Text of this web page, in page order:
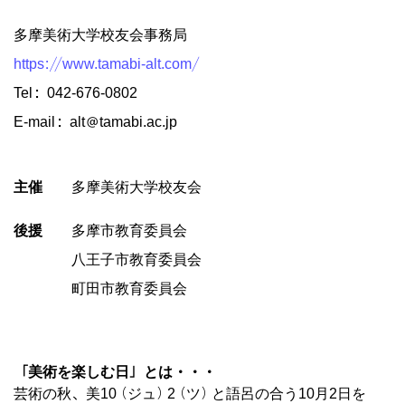
多摩美術大学校友会事務局
https://www.tamabi-alt.com/
Tel：042-676-0802
E-mail：alt@tamabi.ac.jp
主催 多摩美術大学校友会
後援 多摩市教育委員会
八王子市教育委員会
町田市教育委員会
「美術を楽しむ日」とは・・・
芸術の秋、美10（ジュ）2（ツ）と語呂の合う10月2日を